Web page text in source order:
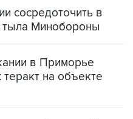
сосредоточить в
тыла Минобороны
в Приморье
на объекте